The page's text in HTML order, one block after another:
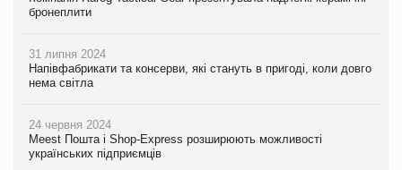
бронеплити
31 липня 2024
Напівфабрикати та консерви, які стануть в пригоді, коли довго
нема світла
24 червня 2024
Meest Пошта і Shop-Express розширюють можливості
українських підприємців